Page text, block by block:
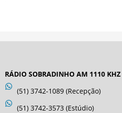
RÁDIO SOBRADINHO AM 1110 KHZ
(51) 3742-1089 (Recepção)
(51) 3742-3573 (Estúdio)